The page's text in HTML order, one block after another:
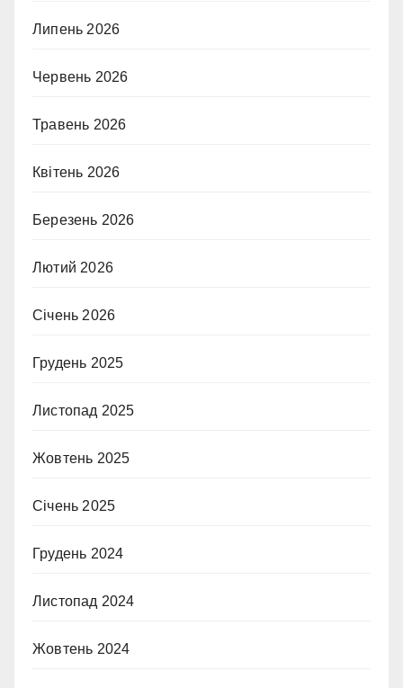
Липень 2026
Червень 2026
Травень 2026
Квітень 2026
Березень 2026
Лютий 2026
Січень 2026
Грудень 2025
Листопад 2025
Жовтень 2025
Січень 2025
Грудень 2024
Листопад 2024
Жовтень 2024